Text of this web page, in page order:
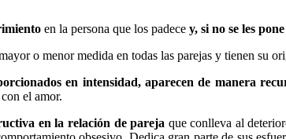
en la persona que los padece y, si no se les
o menor medida en todas las parejas y tienen su
en intensidad, aparecen de manera
el amor.
en la relación de pareja que conlleva al